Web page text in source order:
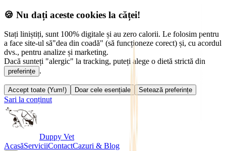
🍪 Nu dați aceste cookies la căței!
Stați liniștiți, sunt 100% digitale și au zero calorii. Le folosim pentru
a face site-ul să"dea din coadă" (să funcționeze corect) și, cu acordul
dvs., pentru analize și marketing.
Dacă sunteți "alergic" la tracking, puteți alege o dietă strictă din
preferințe .
Accept toate (Yum!) Doar cele esențiale Setează preferințe
Sari la conținut
Duppy Vet
AcasăServiciiContactCazuri & Blog